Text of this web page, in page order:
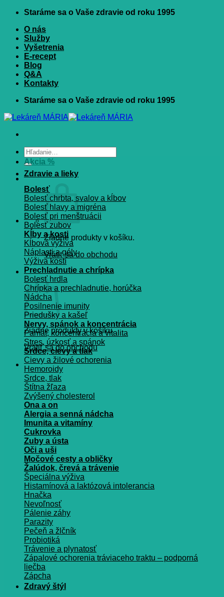
Skip
content
Staráme sa o Vaše zdravie od roku 1995
O nás
Služby
Vyšetrenia
E-recept
Blog
Q&A
Kontakty
Staráme sa o Vaše zdravie od roku 1995
Hľadať:
Žiadne produkty v košíku.
Vrátiť sa do obchodu
Košík
Žiadne produkty v košíku.
Vrátiť sa do obchodu
Akcia %
Zdravie a lieky
Bolesť
Bolesť chrbta, svalov a kĺbov
Bolesť hlavy a migréna
Bolesť pri menštruácii
Bolesť zubov
Kĺby a kosti
Kĺbová výživa
Náplasti a gély
Výživa kostí
Prechladnutie a chrípka
Bolesť hrdla
Chrípka a prechladnutie, horúčka
Nádcha
Posilnenie imunity
Priedušky a kašeľ
Nervy, spánok a koncentrácia
Pamät, koncentrácia a vitalita
Stres, úzkosť a spánok
Srdce, cievy a tlak
Cievy a žilové ochorenia
Hemoroidy
Srdce, tlak
Štítna žľaza
Zvýšený cholesterol
Ona a on
Alergia a senná nádcha
Imunita a vitamíny
Cukrovka
Zuby a ústa
Oči a uši
Močové cesty a obličky
Žalúdok, črevá a trávenie
Špeciálna výživa
Histamínová a laktózová intolerancia
Hnačka
Nevoľnosť
Pálenie záhy
Parazity
Pečeň a žlčník
Probiotiká
Trávenie a plynatosť
Zápalové ochorenia tráviaceho traktu – podporná
liečba
Zápcha
Zdravý štýl